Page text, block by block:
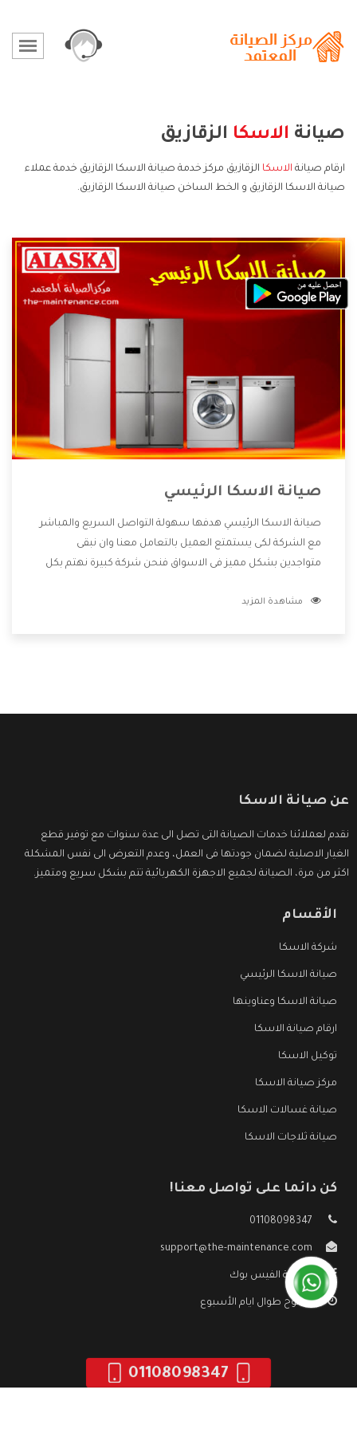
صيانة الاسكا الزقازيق
ارقام صيانة الاسكا الزقازيق مركز خدمة صيانة الاسكا الزقازيق خدمة عملاء
صيانة الاسكا الزقازيق و الخط الساخن صيانة الاسكا الزقازيق.
صيانة الاسكا الرئيسي
صيانة الاسكا الرئيسي هدفها سهولة التواصل السريع والمباشر
مع الشركة لكى يستمتع العميل بالتعامل معنا وان نبقى
متواجدين بشكل مميز فى الاسواق فنحن شركة كبيرة نهتم بكل
الشركة بها والتى تكون منها خدمة الصيانة التى تكون من أهم
مشاهدة المزيد
عن صيانة الاسكا
نقدم لعملائنا خدمات الصيانة التى تصل الى عدة سنوات مع توفير قطع
الغيار الاصلية لضمان جودتها فى العمل، وعدم التعرض الى نفس المشكلة
اكثر من مرة، الصيانة لجميع الاجهزة الكهربائية تتم بشكل سريع ومتميز.
الأقسام
شركة الاسكا
صيانة الاسكا الرئيسي
صيانة الاسكا وعناوينها
ارقام صيانة الاسكا
توكيل الاسكا
مركز صيانة الاسكا
صيانة غسالات الاسكا
صيانة ثلاجات الاسكا
كن دائما على تواصل معنا!
01108098347
support@the-maintenance.com
صفحة الفيس بوك
مفتوح طوال ايام الأسبوع
01108098347